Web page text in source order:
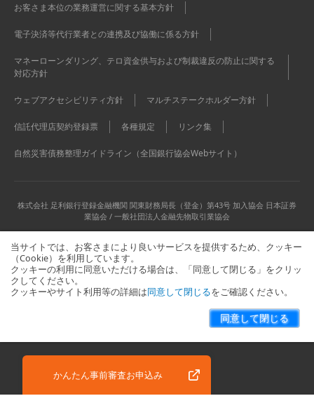
かんたん事前審査お申込み
お客さま本位の業務運営に関する基本方針
電子決済等代行業者との連携及び協働に係る方針
マネーローンダリング、テロ資金供与および制裁違反の防止に関する
対応方針
ウェブアクセシビリティ方針 マルチステークホルダー方針
信託代理店契約登録票 各種規定 リンク集
自然災害債務整理ガイドライン（全国銀行協会Webサイト）
株式会社 足利銀行登録金融機関 関東財務局長（登金）第43号 加入協会 日本証券
業協会 / 一般社団法人金融先物取引業協会
Copyright © The Ashikaga Bank, Ltd. All Rights Reserved.
当サイトでは、お客さまにより良いサービスを提供するため、クッキー
（Cookie）を利用しています。
クッキーの利用に同意いただける場合は、「同意して閉じる」をクリッ
クしてください。
クッキーやサイト利用等の詳細は同意して閉じるをご確認ください。
同意して閉じる